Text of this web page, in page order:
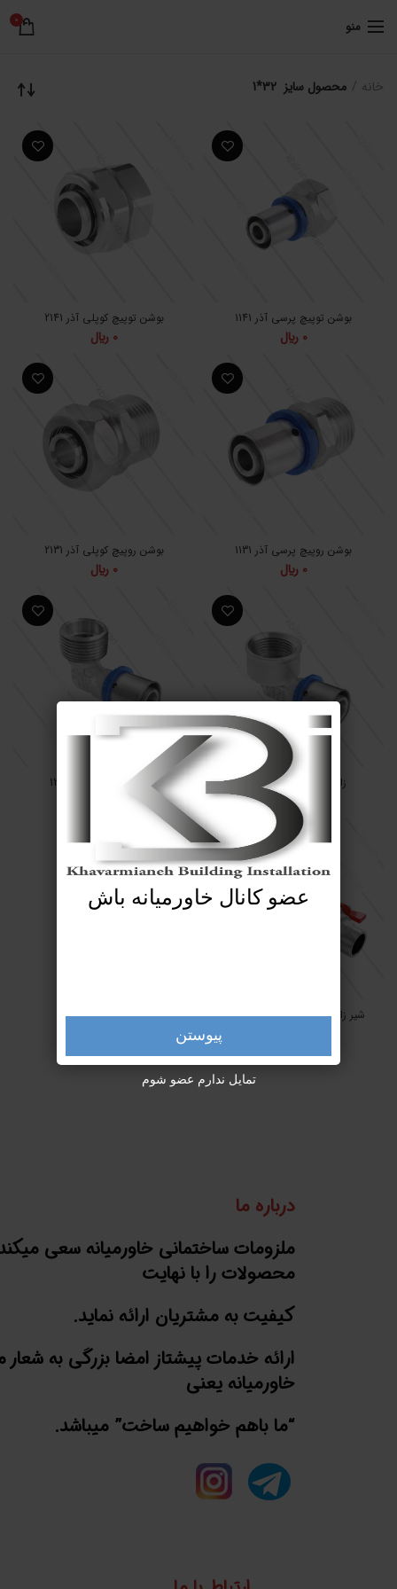
منو 0
خانه محصول سایز 32*1
بوشن توپیچ پرسی آذر 1141
0 ﷼
بوشن توپیچ کوپلی آذر 2141
0 ﷼
بوشن روپیچ پرسی آذر 1131
0 ﷼
بوشن روپیچ کوپلی آذر 2131
0 ﷼
زانو چپقی پرسی آذر 1211
0﷼
زانو روپیچ پرسی آذر 1221
شیر زانویی(چپقی) کوپلی آذر 142
درباره ما
ملزومات ساختمانی خاورمیانه سعی
محصولات را با نهایت
کیفیت به مشتریان ارائه نماید.
ارائه خدمات پیشتاز امضا بزرگی به شعار
خاورمیانه یعنی
“ما باهم خواهیم ساخت” میباشد.
عضو کانال خاورمیانه باش
پیوستن
تمایل ندارم عضو شوم